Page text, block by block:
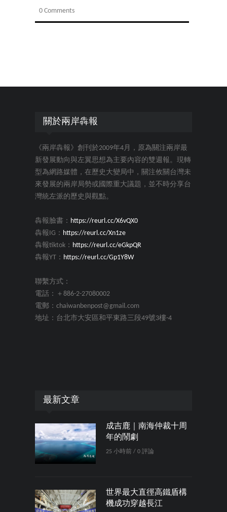
0 Comments
關於兩岸犇報
《兩岸犇報》創刊於2009年4月，原為關注兩岸最
新發展動向與左翼思想為主要內容的雙週報。現轉
型為網路媒體，在歷史大變局中，關注攸關台灣未
來發展的兩岸局勢或國際重大議題，並不時分享台
灣統左派的歷史與觀點。
犇報臉書： https://reurl.cc/X6vQX0
犇報IG： https://reurl.cc/Xn1ze
犇報tiktok： https://reurl.cc/eGkpQR
犇報YT： https://reurl.cc/Gp1Y8W
聯繫方式：
電話：＋886-2-27080002
電郵：chaiwanbenpost@gmail.com
地址：台北市大安區和平東路三段49號3樓-4
最新文章
成吉鹿｜南海仲裁十周
年的鬧劇
25 小時前 / 0 評論
世界最大直徑高鐵盾構
機成功穿越長江